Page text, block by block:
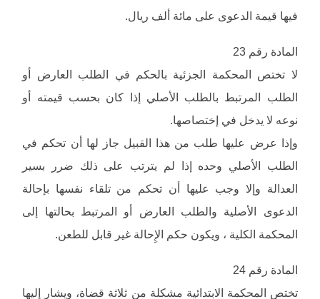
فيها قيمة الدعوى على مائة ألف ريال.
المادة رقم 23
لا تختص المحكمة الجزئية بالحكم في الطلب العارض أو
الطلب المرتبط بالطلب الأصلي إذا كان بحسب قيمته أو
نوعه لا يدخل في إختصاصها.
وإذا عرض عليها طلب من هذا القبيل جاز لها أن تحكم في
الطلب الأصلي وحده إذا لم يترتب على ذلك ضرر بسير
العدالة وإلا وجب عليها أن تحكم من تلقاء نفسها بإحالة
الدعوى الأصلية والطلب العارض أو المرتبط بحالتها إلى
المحكمة الكلية ، ويكون حكم الإِحالة غير قابل للطعن.
المادة رقم 24
تختص المحكمة الابتدائية مشكلة من ثلاثة قضاة، ويشار إليها